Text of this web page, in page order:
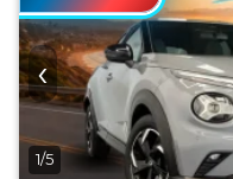
‹
1/5